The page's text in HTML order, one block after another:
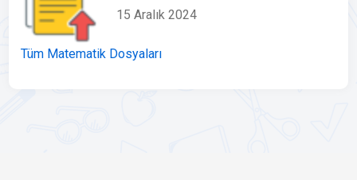
15 Aralık 2024
Tüm Matematik Dosyaları